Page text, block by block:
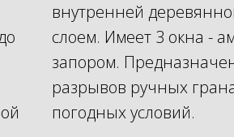
внутренней
слоем. Имеет 3 окна -
запором.
разрывов ручных
погодных условий.